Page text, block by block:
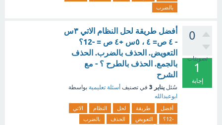
بالضرب
0
تصويتات
1
إجابة
أفضل طريقة لحل النظام الاتي ٣س
- ٤ ص= ٤ ، ٥س +٤ ص = -12؟
التعويض. الحذف بالضرب. الحذف
بالجمع. الحذف بالطرح ؟ - مع
الشرح
سُئل يناير 3 في تصنيف أسئلة تعليمية بواسطة
ابوعبدالله
أفضل طريقة لحل النظام
الاتي
-12؟
التعويض الحذف
بالضرب